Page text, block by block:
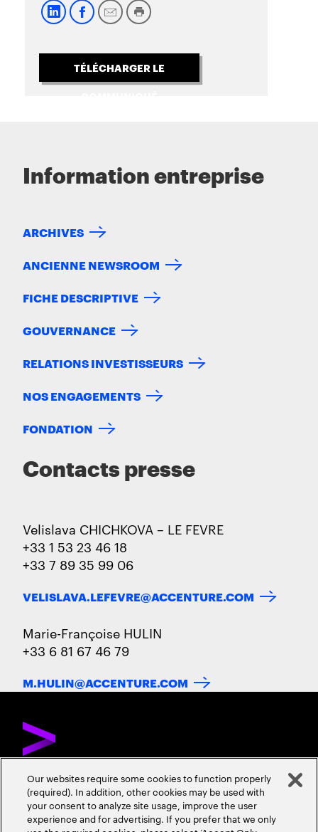
TÉLÉCHARGER LE
Information entreprise
ARCHIVES
ANCIENNE NEWSROOM
FICHE DESCRIPTIVE
GOUVERNANCE
RELATIONS INVESTISSEURS
NOS ENGAGEMENTS
FONDATION
Contacts presse
Velislava CHICHKOVA – LE FEVRE
+33 1 53 23 46 18
+33 7 89 35 99 06
VELISLAVA.LEFEVRE@ACCENTURE.COM
Marie-Françoise HULIN
+33 6 81 67 46 79
M.HULIN@ACCENTURE.COM
DÉCOUVREZ ACCENTURENOUS CONTACTERCARRIÈRES
ADRESSES
Our websites require some cookies to function properly
(required). In addition, other cookies may be used with
your consent to analyze site usage, improve the user
experience and for advertising. If you prefer that we only